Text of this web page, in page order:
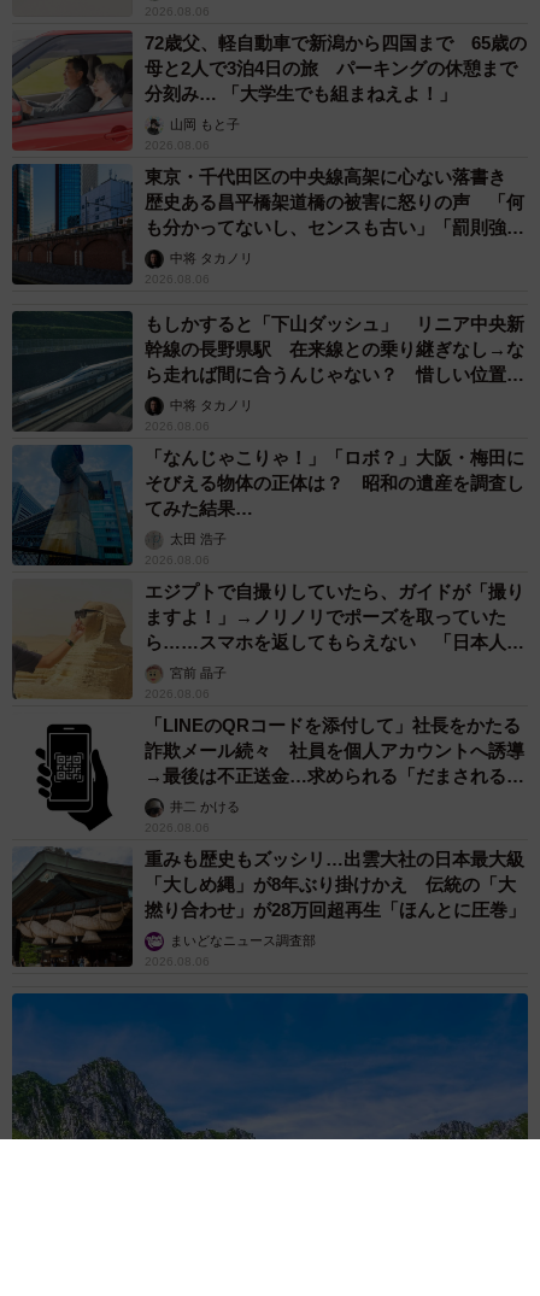
2026.08.06
72歳父、軽自動車で新潟から四国まで 65歳の
母と2人で3泊4日の旅 パーキングの休憩まで
分刻み… 「大学生でも組まねえよ！」
山岡 もと子
2026.08.06
東京・千代田区の中央線高架に心ない落書き
歴史ある昌平橋架道橋の被害に怒りの声 「何
も分かってないし、センスも古い」「罰則強化
して」中将 タカノリ
2026.08.06
もしかすると「下山ダッシュ」 リニア中央新
幹線の長野県駅 在来線との乗り継ぎなし→な
ら走れば間に合うんじゃない？ 惜しい位置関
係が反響
中将 タカノリ
2026.08.06
「なんじゃこりゃ！」「ロボ？」大阪・梅田に
そびえる物体の正体は？ 昭和の遺産を調査し
てみた結果…
太田 浩子
2026.08.06
エジプトで自撮りしていたら、ガイドが「撮り
ますよ！」→ノリノリでポーズを取っていた
ら……スマホを返してもらえない 「日本人は
カモ代表かも」「私は6時間で3万円払った」
宮前 晶子
2026.08.06
「LINEのQRコードを添付して」社長をかたる
詐欺メール続々 社員を個人アカウントへ誘導
→最後は不正送金…求められる「だまされる前
提」の対策
井二 かける
2026.08.06
重みも歴史もズッシリ…出雲大社の日本最大級
「大しめ縄」が8年ぶり掛けかえ 伝統の「大
撚り合わせ」が28万回超再生「ほんとに圧巻」
まいどなニュース調査部
2026.08.06